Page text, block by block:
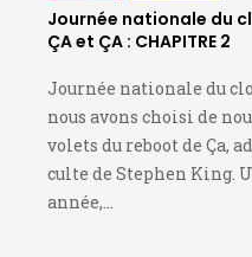
Journée nationale du
ÇA et ÇA : CHAPITRE 2
Journée nationale du
nous avons choisi de
volets du reboot de Ça,
culte de Stephen King.
année,…